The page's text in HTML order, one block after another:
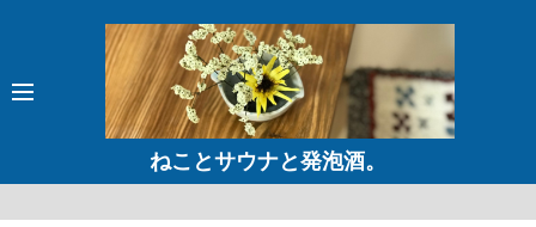
ン
ねことサウナと発泡酒。